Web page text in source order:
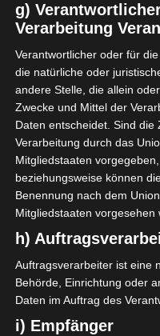
g)
Verarbeitung
Verantwortlicher oder für
die natürliche oder
andere Stelle, die allein
Zwecke und Mittel der
Daten entscheidet. Sind
Verarbeitung durch das
Mitgliedstaaten
beziehungsweise können
Benennung nach dem
Mitgliedstaaten vorgesehen
h)
Auftragsverarbeiter ist eine
Behörde, Einrichtung oder
Daten im Auftrag des
i) Empfänger